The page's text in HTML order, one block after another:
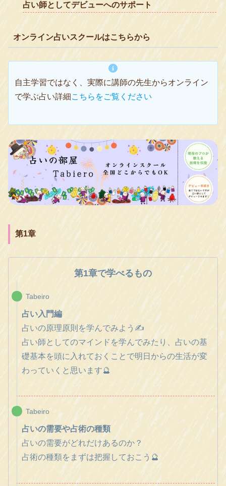
占い師としてデビューへのサポート
オンライン占いスクールはこちらから
自主学習ではなく、実際に講師の先生からオンライン
で学ぶ占い詳細こちらをご覧ください
第1章
第1章で学べるもの
Tabeiro
占い入門編
占いの原理原則を学んでみよう✍️
占い師としてのマインドを学んでみたり、占いの基
礎基本を頭に入れておくことで明日からの生活が変
わっていくと思います🔮
Tabeiro
占いの需要や占術の種類
占いの需要がどれだけあるのか？
占術の種類をまずは把握しておこう🔮